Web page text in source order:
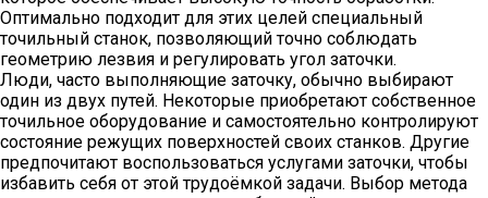
Оптимально подходит для этих целей специальный
точильный станок, позволяющий точно соблюдать
геометрию лезвия и регулировать угол заточки.
Люди, часто выполняющие заточку, обычно выбирают
один из двух путей. Некоторые приобретают собственное
точильное оборудование и самостоятельно контролируют
состояние режущих поверхностей своих станков. Другие
предпочитают воспользоваться услугами заточки, чтобы
избавить себя от этой трудоёмкой задачи. Выбор метода